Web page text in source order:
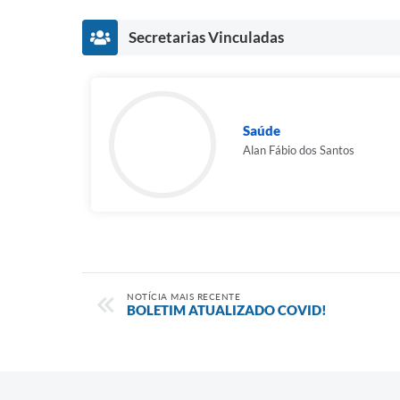
Secretarias Vinculadas
Saúde
Alan Fábio dos Santos
NOTÍCIA MAIS RECENTE
BOLETIM ATUALIZADO COVID!